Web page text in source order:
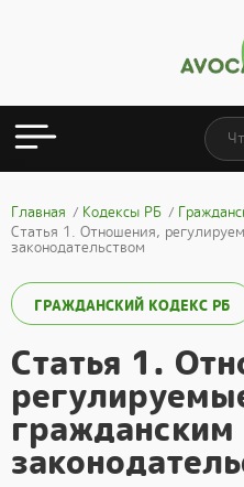
Главная Кодексы РБ
Статья 1. Отношения,
законодательством
ГРАЖДАНСКИЙ КОДЕКС РБ
Статья 1.
гражданским